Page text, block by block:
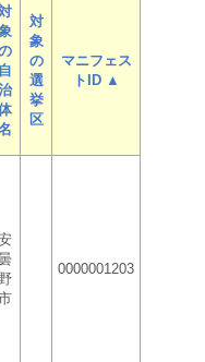
自
対
象
の
選
挙
区
マニフェス
トID ▲
野
0000001203